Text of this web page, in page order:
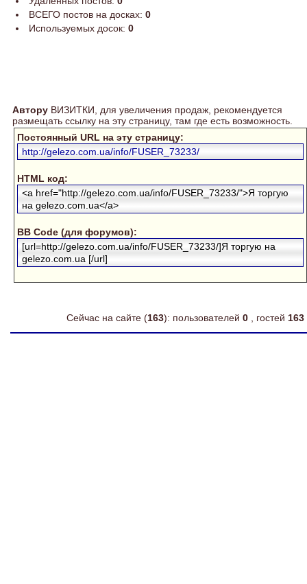
ВСЕГО постов на досках: 0
Используемых досок: 0
Автору ВИЗИТКИ, для увеличения продаж, рекомендуется
размещать ссылку на эту страницу, там где есть возможность.
Постоянный URL на эту страницу:
http://gelezo.com.ua/info/FUSER_73233/
HTML код:
<a href="http://gelezo.com.ua/info/FUSER_73233/">Я торгую
на gelezo.com.ua</a>
BB Code (для форумов):
[url=http://gelezo.com.ua/info/FUSER_73233/]Я торгую на
gelezo.com.ua [/url]
Сейчас на сайте (163): пользователей 0 , гостей 163